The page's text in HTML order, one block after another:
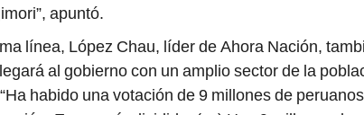
apuntó.
línea, López Chau, líder de Ahora Nación,
al gobierno con un amplio sector de la
habido una votación de 9 millones de